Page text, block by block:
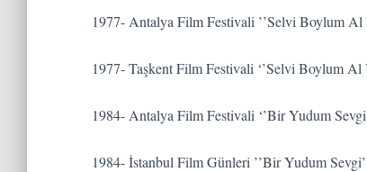
1977- Antalya Film Festivali ’’Selvi Boylum Al
1977- Taşkent Film Festivali ‘’Selvi Boylum Al
1984- Antalya Film Festivali ‘’Bir Yudum
1984- İstanbul Film Günleri ’’Bir Yudum